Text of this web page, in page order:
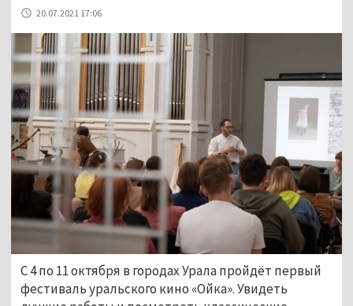
20.07.2021 17:06
С 4 по 11 октября в городах Урала пройдёт первый
фестиваль уральского кино «Ойка». Увидеть